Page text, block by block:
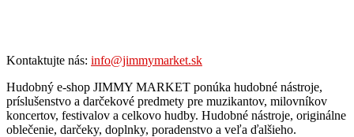
Kontaktujte nás: info@jimmymarket.sk
Hudobný e-shop JIMMY MARKET ponúka hudobné nástroje,
príslušenstvo a darčekové predmety pre muzikantov, milovníkov
koncertov, festivalov a celkovo hudby. Hudobné nástroje, originálne
oblečenie, darčeky, doplnky, poradenstvo a veľa ďalšieho.